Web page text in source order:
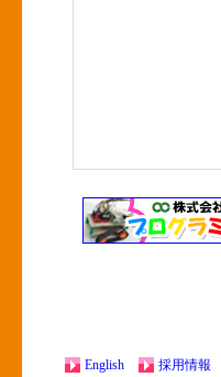
English 採用情報